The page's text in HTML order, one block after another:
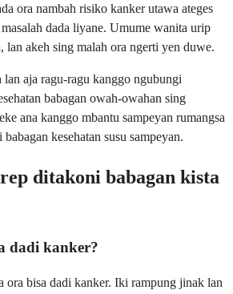
ora nambah risiko kanker utawa ateges
dada liyane. Umume wanita urip
lan akeh sing malah ora ngerti yen duwe.
lan aja ragu-ragu kanggo ngubungi
babagan owah-owahan sing
ana kanggo mbantu sampeyan rumangsa
kesehatan susu sampeyan.
ditakoni babagan kista
dadi kanker?
ora bisa dadi kanker. Iki rampung jinak lan